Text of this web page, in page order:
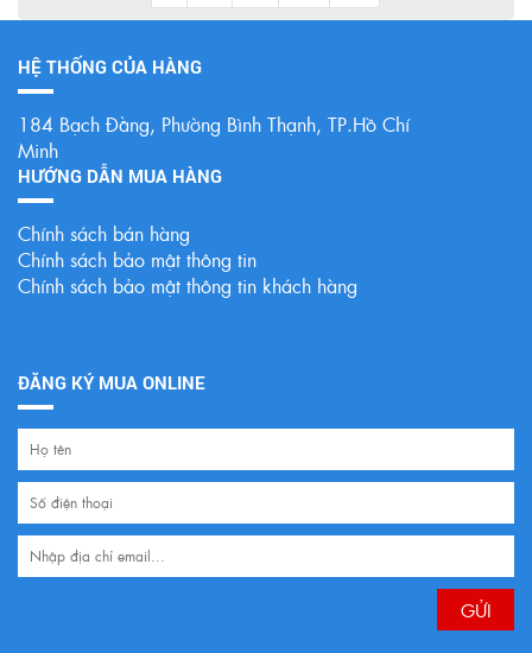
HỆ THỐNG CỦA HÀNG
184 Bạch Đằng, Phường Bình Thạnh, TP.Hồ Chí
Minh
HƯỚNG DẪN MUA HÀNG
Chính sách bán hàng
Chính sách bảo mật thông tin
Chính sách bảo mật thông tin khách hàng
ĐĂNG KÝ MUA ONLINE